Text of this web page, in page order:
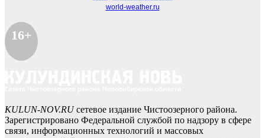
world-weather.ru
16+
KULUN-NOV.RUсетевое издание Чистоозерного района.
Зарегистрировано Федеральной службой по надзору в сфере
связи, информационных технологий и массовых